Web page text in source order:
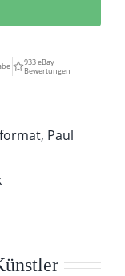
933 eBay
Bewertungen
, Paul